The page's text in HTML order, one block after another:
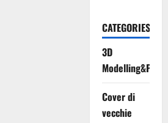
CATEGORIES
3D
Cover di
vecchie